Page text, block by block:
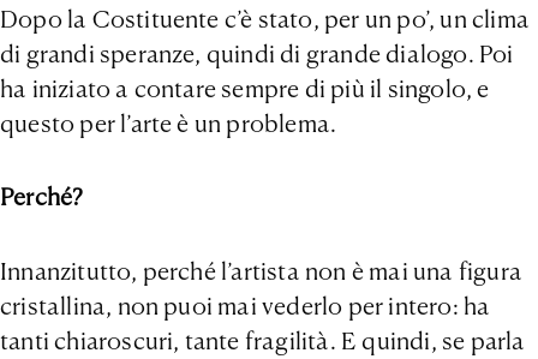
Dopo la Costituente c’è stato, per un po’, un clima
di grandi speranze, quindi di grande dialogo. Poi
ha iniziato a contare sempre di più il singolo, e
questo per l’arte è un problema.
Perché?
Innanzitutto, perché l’artista non è mai una figura
cristallina, non puoi mai vederlo per intero: ha
tanti chiaroscuri, tante fragilità. E quindi, se parla